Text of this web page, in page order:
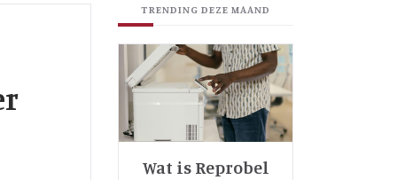
TRENDING DEZE MAAND
Wat is Reprobel